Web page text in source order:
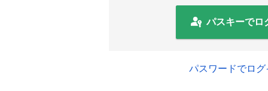
パスキーでロ
パスワードでログ